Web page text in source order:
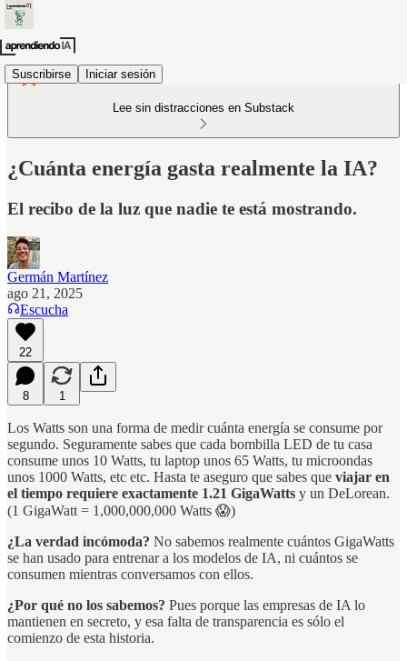
Suscribirse Iniciar sesión
Lee sin distracciones en Substack
¿Cuánta energía gasta realmente la IA?
El recibo de la luz que nadie te está mostrando.
Germán Martínez
ago 21, 2025
Escucha
22
8 1
Los Watts son una forma de medir cuánta energía se consume por
segundo. Seguramente sabes que cada bombilla LED de tu casa
consume unos 10 Watts, tu laptop unos 65 Watts, tu microondas
unos 1000 Watts, etc etc. Hasta te aseguro que sabes que viajar en
el tiempo requiere exactamente 1.21 GigaWatts y un DeLorean.
(1 GigaWatt = 1,000,000,000 Watts 😱)
¿La verdad incómoda? No sabemos realmente cuántos GigaWatts
se han usado para entrenar a los modelos de IA, ni cuántos se
consumen mientras conversamos con ellos.
¿Por qué no los sabemos? Pues porque las empresas de IA lo
mantienen en secreto, y esa falta de transparencia es sólo el
comienzo de esta historia.